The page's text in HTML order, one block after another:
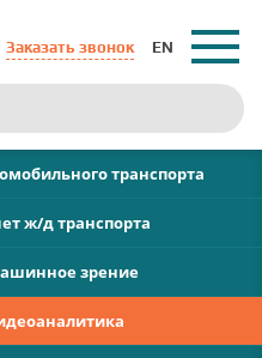
Заказать звонок EN
транспорта
ж/д транспорта
зрение